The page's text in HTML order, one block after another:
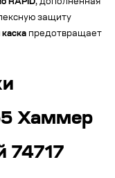
RAPID, дополненная
защиту
предотвращает
Хаммер
74717